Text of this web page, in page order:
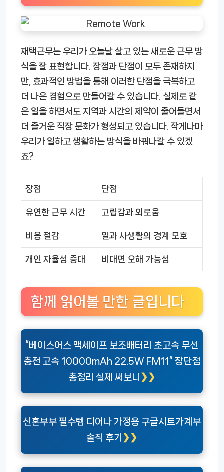
재택근무는 우리가 오늘날 살고 있는 새로운 근무 방
식을 잘 표현합니다. 장점과 단점이 모두 존재하지
만, 효과적인 방법을 통해 이러한 단점을 극복하고
더 나은 경험으로 만들어갈 수 있습니다. 실제로 같
은 일을 하면서도 지역과 시간의 제약이 줄어들면서
더 즐거운 직장 문화가 형성되고 있습니다. 작게나마
우리가 일하고 생활하는 방식을 바꿔나갈 수 있겠
죠?
장점 단점
유연한 근무 시간 고립감과 외로움
비용 절감 일과 사생활의 경계 모호
개인 자율성 증대 비대면 오해 가능성
함께 읽어볼 만한 글입니다
“베이스어스 맥세이프 보조배터리 초고속 무선
충전 고속 10000mAh 22.5W FM11” 장단점
총정리 실제 써보니
신혼부부 필수템 디어나 가정용 구글시트가계부
솔직 후기